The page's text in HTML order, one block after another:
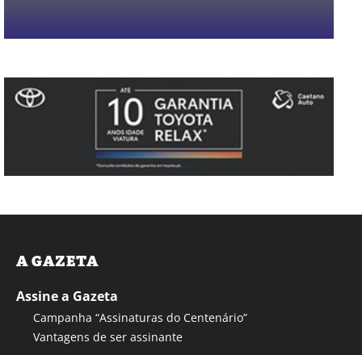
A GAZETA
Assine a Gazeta
Campanha “Assinaturas do Centenário”
Vantagens de ser assinante